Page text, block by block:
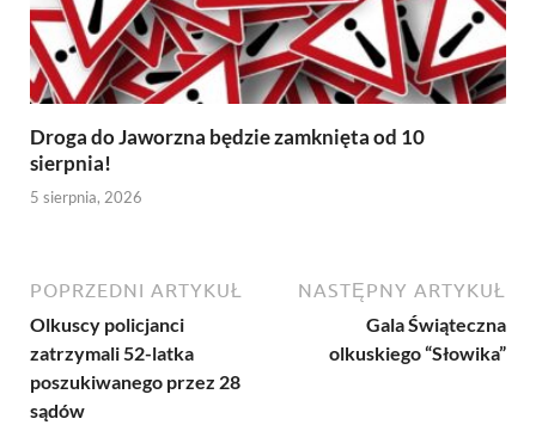
Droga do Jaworzna będzie zamknięta od 10
sierpnia!
5 sierpnia, 2026
POPRZEDNI ARTYKUŁ
Olkuscy policjanci
zatrzymali 52-latka
poszukiwanego przez 28
sądów
NASTĘPNY ARTYKUŁ
Gala Świąteczna
olkuskiego “Słowika”